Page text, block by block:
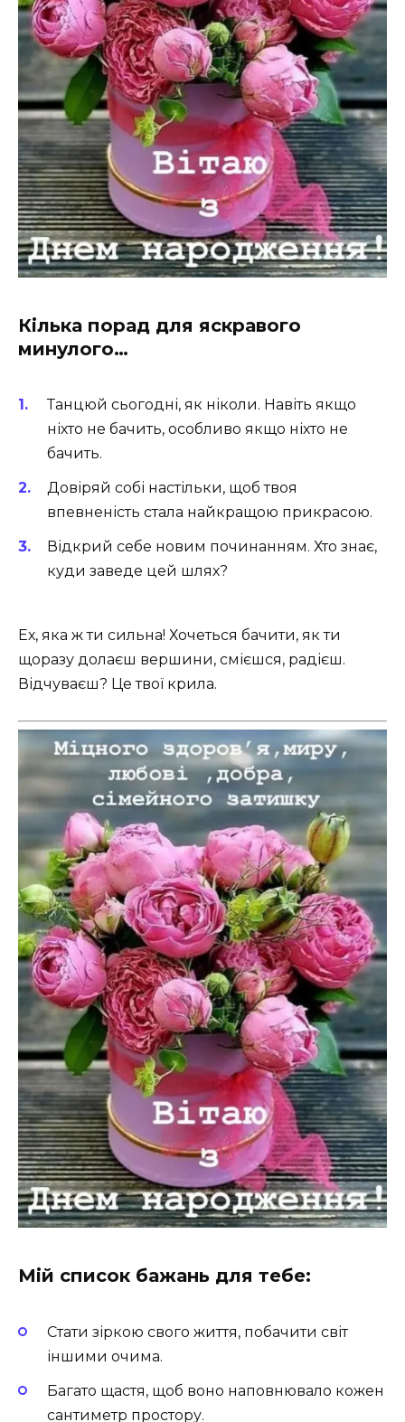
Кілька порад для яскравого
минулого…
Танцюй сьогодні, як ніколи. Навіть якщо
ніхто не бачить, особливо якщо ніхто не
бачить.
Довіряй собі настільки, щоб твоя
впевненість стала найкращою прикрасою.
Відкрий себе новим починанням. Хто знає,
куди заведе цей шлях?
Ех, яка ж ти сильна! Хочеться бачити, як ти
щоразу долаєш вершини, смієшся, радієш.
Відчуваєш? Це твої крила.
Мій список бажань для тебе:
Стати зіркою свого життя, побачити світ
іншими очима.
Багато щастя, щоб воно наповнювало кожен
сантиметр простору.